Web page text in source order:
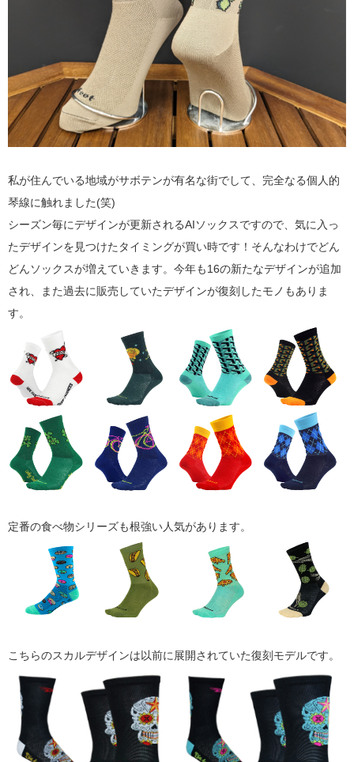
私が住んでいる地域がサボテンが有名な街でして、完全なる個人的
琴線に触れました(笑)
シーズン毎にデザインが更新されるAIソックスですので、気に入っ
たデザインを見つけたタイミングが買い時です！そんなわけでどん
どんソックスが増えていきます。今年も16の新たなデザインが追加
され、また過去に販売していたデザインが復刻したモノもありま
す。
定番の食べ物シリーズも根強い人気があります。
こちらのスカルデザインは以前に展開されていた復刻モデルです。